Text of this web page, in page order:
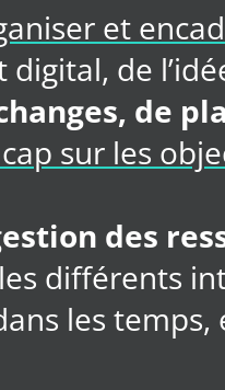
et
de
de
sur les
des
différents
les temps,